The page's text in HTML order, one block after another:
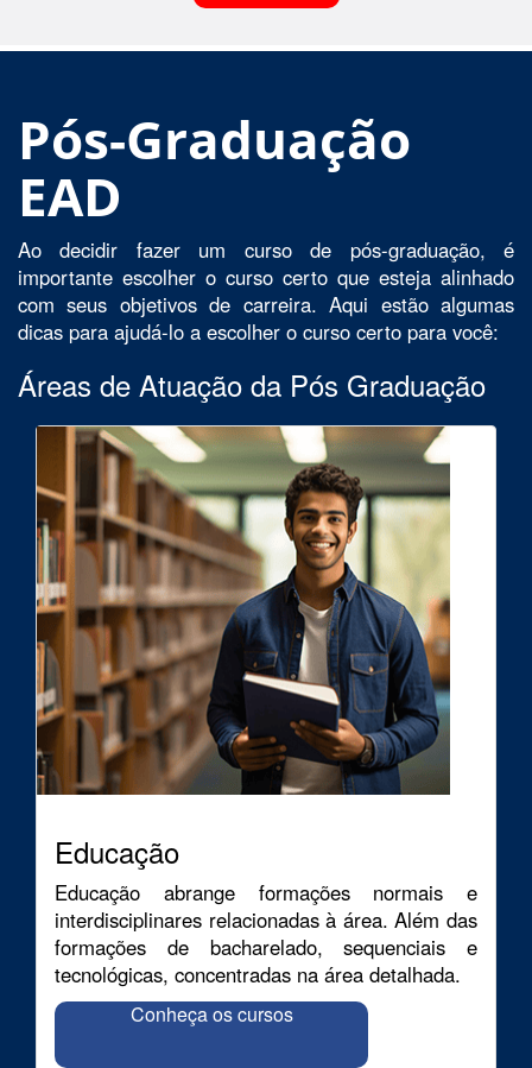
Pós-Graduação
EAD
Ao decidir fazer um curso de pós-graduação, é
importante escolher o curso certo que esteja alinhado
com seus objetivos de carreira. Aqui estão algumas
dicas para ajudá-lo a escolher o curso certo para você:
Áreas de Atuação da Pós Graduação
Educação
Educação abrange formações normais e
interdisciplinares relacionadas à área. Além das
formações de bacharelado, sequenciais e
tecnológicas, concentradas na área detalhada.
Conheça os cursos